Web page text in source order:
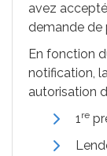
avez
demande de
En fonction
notification,
autorisation
1re